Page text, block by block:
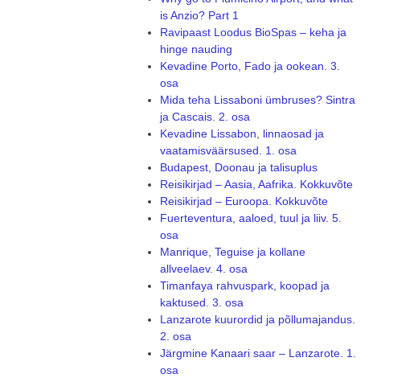
is Anzio? Part 1
Ravipaast Loodus BioSpas – keha ja
hinge nauding
Kevadine Porto, Fado ja ookean. 3.
osa
Mida teha Lissaboni ümbruses? Sintra
ja Cascais. 2. osa
Kevadine Lissabon, linnaosad ja
vaatamisväärsused. 1. osa
Budapest, Doonau ja talisuplus
Reisikirjad – Aasia, Aafrika. Kokkuvõte
Reisikirjad – Euroopa. Kokkuvõte
Fuerteventura, aaloed, tuul ja liiv. 5.
osa
Manrique, Teguise ja kollane
allveelaev. 4. osa
Timanfaya rahvuspark, koopad ja
kaktused. 3. osa
Lanzarote kuurordid ja põllumajandus.
2. osa
Järgmine Kanaari saar – Lanzarote. 1.
osa